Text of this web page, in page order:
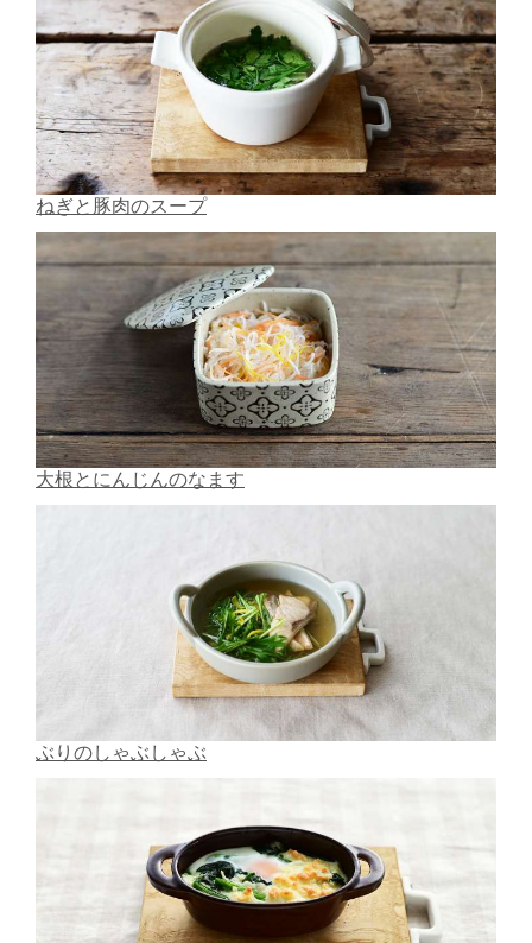
ねぎと豚肉のスープ
大根とにんじんのなます
ぶりのしゃぶしゃぶ